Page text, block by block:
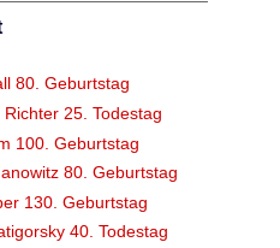
80. Geburtstag
25. Todestag
100. Geburtstag
80. Geburtstag
130. Geburtstag
40. Todestag